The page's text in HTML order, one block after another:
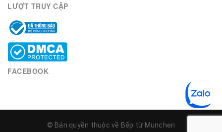
LƯỢT TRUY CẬP
FACEBOOK
© Bản quyền thuộc về Bếp từ Munchen